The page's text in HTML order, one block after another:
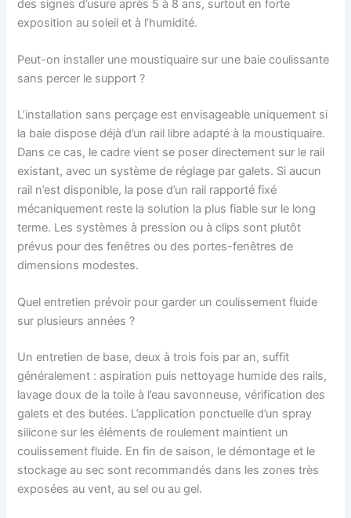
des signes d’usure après 5 à 8 ans, surtout en forte
exposition au soleil et à l’humidité.
Peut-on installer une moustiquaire sur une baie coulissante
sans percer le support ?
L’installation sans perçage est envisageable uniquement si
la baie dispose déjà d’un rail libre adapté à la moustiquaire.
Dans ce cas, le cadre vient se poser directement sur le rail
existant, avec un système de réglage par galets. Si aucun
rail n’est disponible, la pose d’un rail rapporté fixé
mécaniquement reste la solution la plus fiable sur le long
terme. Les systèmes à pression ou à clips sont plutôt
prévus pour des fenêtres ou des portes-fenêtres de
dimensions modestes.
Quel entretien prévoir pour garder un coulissement fluide
sur plusieurs années ?
Un entretien de base, deux à trois fois par an, suffit
généralement : aspiration puis nettoyage humide des rails,
lavage doux de la toile à l’eau savonneuse, vérification des
galets et des butées. L’application ponctuelle d’un spray
silicone sur les éléments de roulement maintient un
coulissement fluide. En fin de saison, le démontage et le
stockage au sec sont recommandés dans les zones très
exposées au vent, au sel ou au gel.